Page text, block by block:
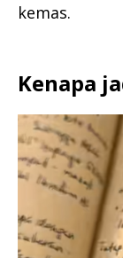
kemas.
Kenapa